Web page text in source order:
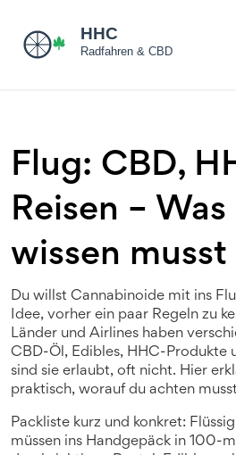
Flug: CBD,
Reisen – Was
wissen musst
Du willst Cannabinoide mit ins
Idee, vorher ein paar Regeln zu
Länder und Airlines haben
CBD-Öl, Edibles, HHC-Produkte
sind sie erlaubt, oft nicht. Hier
praktisch, worauf du achten
Packliste kurz und konkret:
müssen ins Handgepäck in 100-